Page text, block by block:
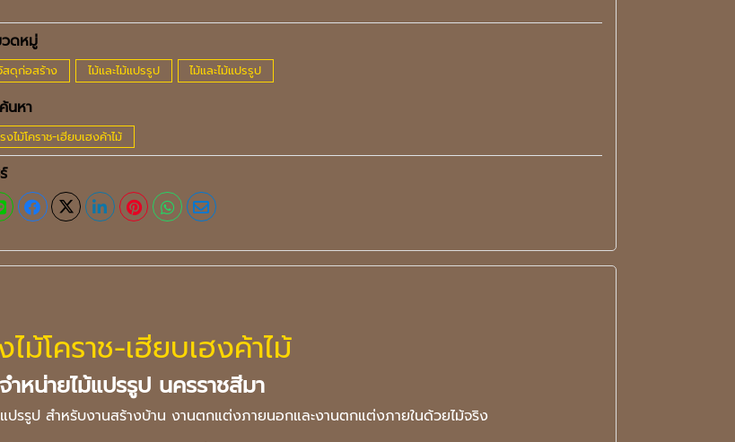
ดหมู่
สดุก่อสร้าง ไม้และไม้แปรรูป ไม้และไม้แปรรูป
นหา
งไม้โคราช-เฮียบเฮงค้าไม้
ไม้โคราช-เฮียบเฮงค้าไม้
จำหน่ายไม้แปรรูป นครราชสีมา
แปรรูป สำหรับงานสร้างบ้าน งานตกแต่งภายนอกและงานตกแต่งภายในด้วยไม้จริง